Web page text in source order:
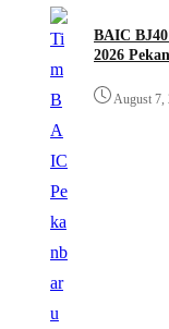
BAIC
2026
August 7,